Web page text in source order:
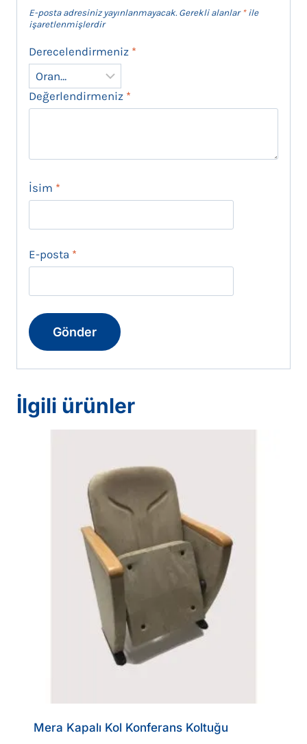
E-posta adresiniz yayınlanmayacak. Gerekli alanlar *ile
işaretlenmişlerdir
Derecelendirmeniz *
Değerlendirmeniz *
İsim *
E-posta *
İlgili ürünler
Mera Kapalı Kol Konferans Koltuğu